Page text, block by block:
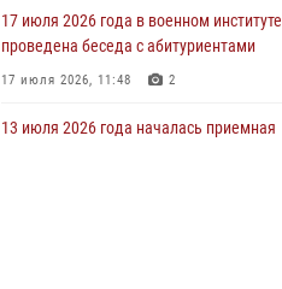
27 июля 2026, 10:45 4
17 июля 2026 года в военном институте
проведена беседа с абитуриентами
17 июля 2026, 11:48 2
13 июля 2026 года началась приемная